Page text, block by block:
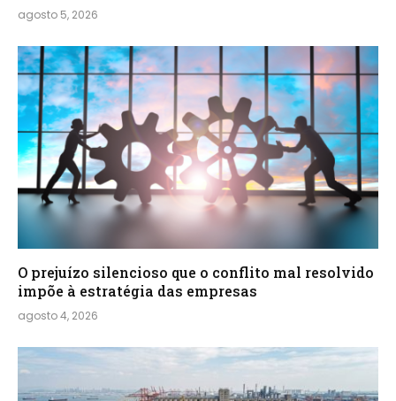
agosto 5, 2026
O prejuízo silencioso que o conflito mal resolvido
impõe à estratégia das empresas
agosto 4, 2026